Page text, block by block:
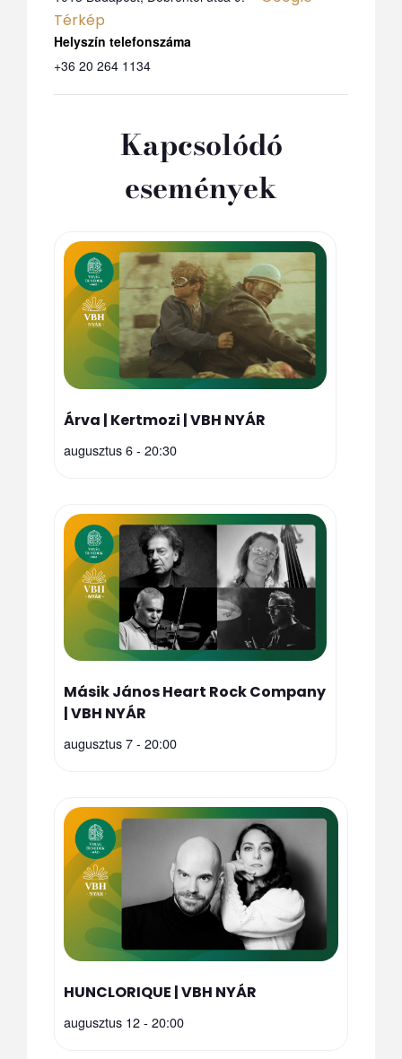
Térkép
+36 20 264 1134
Kapcsolódó
események
Árva | Kertmozi | VBH NYÁR
augusztus 6 - 20:30
Másik János Heart Rock Company
| VBH NYÁR
augusztus 7 - 20:00
HUNCLORIQUE | VBH NYÁR
augusztus 12 - 20:00